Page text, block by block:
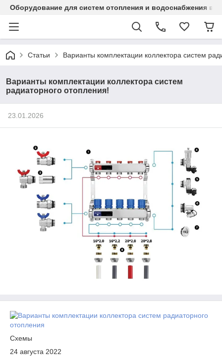
Оборудование для систем отопления и водоснабжения в
Статьи Варианты комплектации коллектора систем
Варианты комплектации коллектора систем
радиаторного отопления!
23.01.2026
Схемы
24 августа 2022